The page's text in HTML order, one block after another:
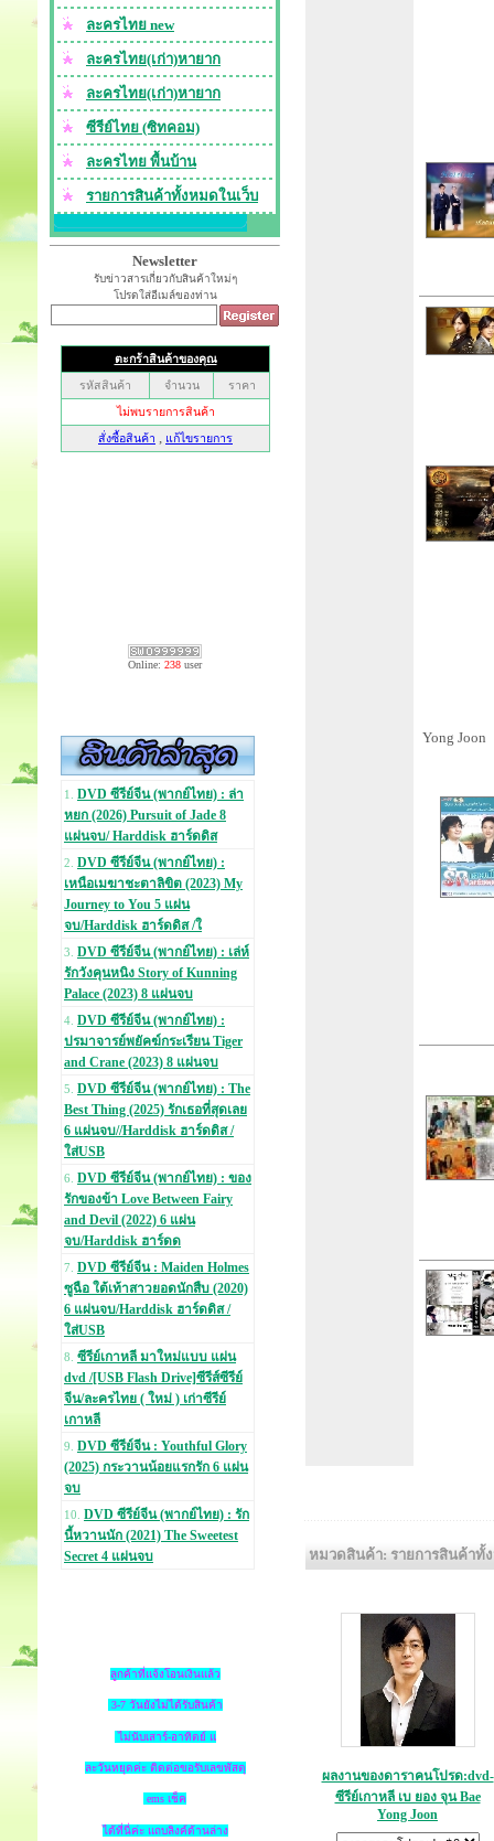
ละครไทย new
ละครไทย(เก่า)หายาก
ละครไทย(เก่า)หายาก
ซีรีย์ไทย (ซิทคอม)
ละครไทย พื้นบ้าน
รายการสินค้าทั้งหมดในเว็บ
Newsletter
รับข่าวสารเกี่ยวกับสินค้าใหม่ๆ
โปรดใส่อีเมล์ของท่าน
Online: 238 user
1. DVD ซีรีย์จีน (พากย์ไทย) : ล่า
หยก (2026) Pursuit of Jade 8
แผ่นจบ/ Harddisk ฮาร์ดดิส
2. DVD ซีรีย์จีน (พากย์ไทย) :
เหนือเมฆาชะตาลิขิต (2023) My
Journey to You 5 แผ่น
จบ/Harddisk ฮาร์ดดิส /ใ
3. DVD ซีรีย์จีน (พากย์ไทย) : เล่ห์
รักวังคุนหนิง Story of Kunning
Palace (2023) 8 แผ่นจบ
4. DVD ซีรีย์จีน (พากย์ไทย) :
ปรมาจารย์พยัคฆ์กระเรียน Tiger
and Crane (2023) 8 แผ่นจบ
5. DVD ซีรีย์จีน (พากย์ไทย) : The
Best Thing (2025) รักเธอที่สุดเลย
6 แผ่นจบ//Harddisk ฮาร์ดดิส /
ใส่USB
6. DVD ซีรีย์จีน (พากย์ไทย) : ของ
รักของข้า Love Between Fairy
and Devil (2022) 6 แผ่น
จบ/Harddisk ฮาร์ดด
7. DVD ซีรีย์จีน : Maiden Holmes
ซูฉือ ใต้เท้าสาวยอดนักสืบ (2020)
6 แผ่นจบ/Harddisk ฮาร์ดดิส /
ใส่USB
8. ซีรีย์เกาหลี มาใหม่แบบ แผ่น
dvd /[USB Flash Drive]ซีรีส์ซีรีย์
จีน/ละครไทย ( ใหม่ ) เก่าซีรีย์
เกาหลี
9. DVD ซีรีย์จีน : Youthful Glory
(2025) กระวานน้อยแรกรัก 6 แผ่น
จบ
10. DVD ซีรีย์จีน (พากย์ไทย) : รัก
นี้หวานนัก (2021) The Sweetest
Secret 4 แผ่นจบ
ลูกค้าที่แจ้งโอนเงินแล้ว
3-7 วันยังไม่ได้รับสินค้า
ไม่นับเสาร์-อาทิตย์ แ
ละวันหยุดค่ะ ติดต่อขอรับเลขพัสดุ
ems เช็ค
ได้ที่นี่ค่ะ แถบลิงค์ด้านล่าง
Yong Joon
หมวดสินค้า: รายการสินค้าทั้
ผลงานของดาราคนโปรด:dvd-
ซีรีย์เกาหลี เบ ยอง จุน Bae
Yong Joon